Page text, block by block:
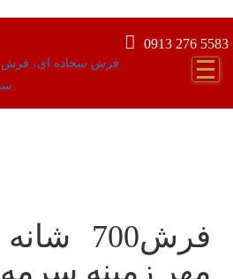
0913 276 5583
مهر زمینه